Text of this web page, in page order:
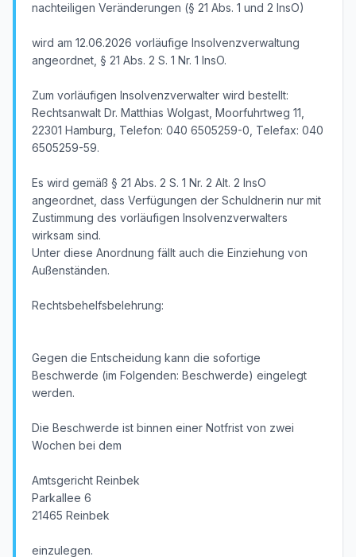
nachteiligen Veränderungen (§ 21 Abs. 1 und 2 InsO)
wird am 12.06.2026 vorläufige Insolvenzverwaltung
angeordnet, § 21 Abs. 2 S. 1 Nr. 1 InsO.
Zum vorläufigen Insolvenzverwalter wird bestellt:
Rechtsanwalt Dr. Matthias Wolgast, Moorfuhrtweg 11,
22301 Hamburg, Telefon: 040 6505259-0, Telefax: 040
6505259-59.
Es wird gemäß § 21 Abs. 2 S. 1 Nr. 2 Alt. 2 InsO
angeordnet, dass Verfügungen der Schuldnerin nur mit
Zustimmung des vorläufigen Insolvenzverwalters
wirksam sind.
Unter diese Anordnung fällt auch die Einziehung von
Außenständen.
Rechtsbehelfsbelehrung:
Gegen die Entscheidung kann die sofortige
Beschwerde (im Folgenden: Beschwerde) eingelegt
werden.
Die Beschwerde ist binnen einer Notfrist von zwei
Wochen bei dem
Amtsgericht Reinbek
Parkallee 6
21465 Reinbek
einzulegen.